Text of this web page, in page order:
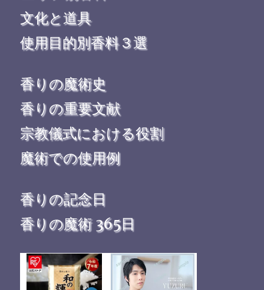
文化と道具
使用目的別香料３選
香りの魔術史
香りの重要文献
宗教儀式における役割
魔術での使用例
香りの記念日
香りの魔術 365日